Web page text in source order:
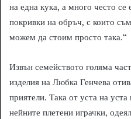
на една кука, а много често
покривки на обръч, с които
можем да стоим просто така.“
Извън семейството голяма
изделия на Любка Генчева
приятели. Така от уста на уста
нейните плетени играчки,